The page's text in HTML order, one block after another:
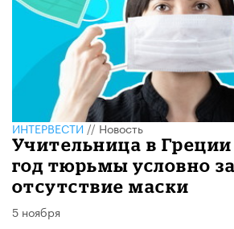
ИНТЕРВЕСТИ//Новость
Учительница в
год тюрьмы условно за
отсутствие маски
5 ноября